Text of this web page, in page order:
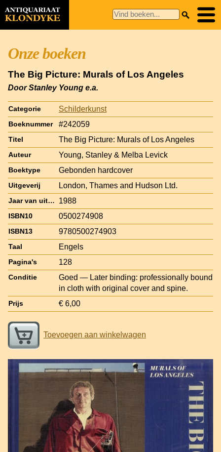
Onze boeken
The Big Picture: Murals of Los Angeles
Door Stanley Young e.a.
Categorie Schilderkunst
Boeknummer #242059
Titel The Big Picture: Murals of Los Angeles
Auteur Young, Stanley & Melba Levick
Boektype Gebonden hardcover
Uitgeverij London, Thames and Hudson Ltd.
Jaar van uitgave 1988
ISBN10 0500274908
ISBN13 9780500274903
Taal Engels
Pagina's 128
Conditie
Goed — Later binding: professionally bound
in cloth with original cover and spine.
Prijs € 6,00
Toevoegen aan winkelwagen